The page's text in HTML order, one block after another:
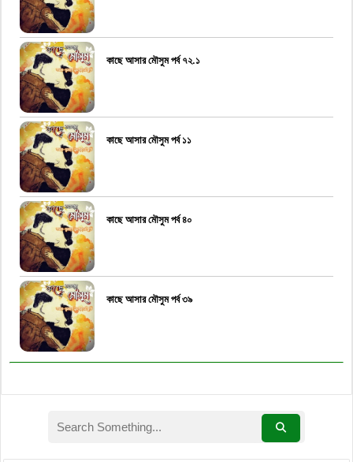
কাছে আসার মৌসুম পর্ব ৭২.১
কাছে আসার মৌসুম পর্ব ১১
কাছে আসার মৌসুম পর্ব ৪০
কাছে আসার মৌসুম পর্ব ৩৯